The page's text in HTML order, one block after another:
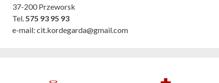
37-200 Przeworsk
Tel.575 93 95 93
e-mail: cit.kordegarda@gmail.com